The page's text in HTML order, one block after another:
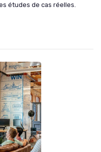
études de cas réelles.